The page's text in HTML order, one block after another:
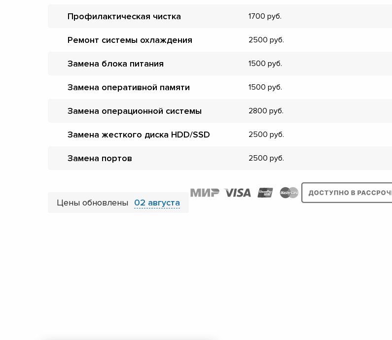
Профилактическая чистка 1700
Ремонт системы охлаждения 2500
Замена блока питания 1500
Замена оперативной памяти 1500
Замена операционной системы 2800
Замена жесткого диска HDD/SSD 2500
Замена портов 2500
Цены обновлены 02 августа
▼